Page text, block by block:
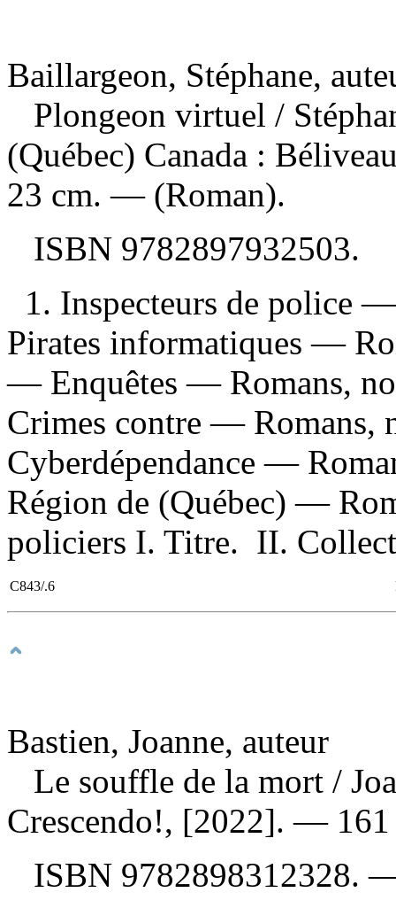
Baillargeon, Stéphane,
Plongeon virtuel /
(Québec) Canada :
23 cm. — (Roman).
ISBN 9782897932503.
1. Inspecteurs de police
Pirates informatiques —
— Enquêtes — Romans,
Crimes contre — Romans,
Cyberdépendance —
Région de (Québec) —
policiers I. Titre. II.
C843/.6
Bastien, Joanne, auteur
Le souffle de la mort /
Crescendo!, [2022]. — 161
ISBN 9782898312328.